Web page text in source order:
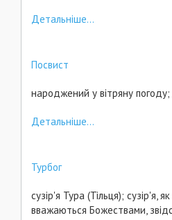
Детальніше...
Посвист
народжений у вітряну
Детальніше...
Турбог
сузір'я Тура (Тільця); сузір'я,
вважаються Божествами,